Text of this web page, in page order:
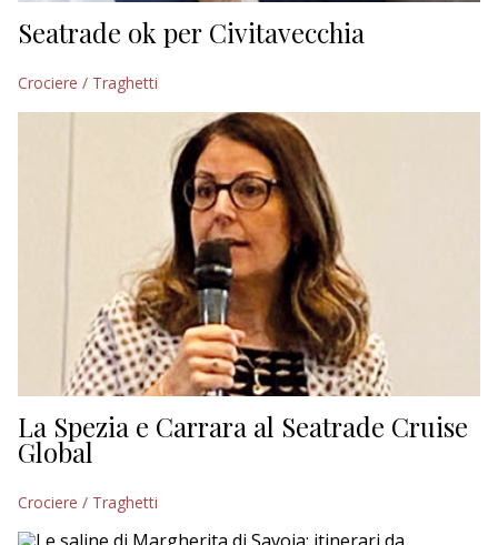
Seatrade ok per Civitavecchia
Crociere / Traghetti
La Spezia e Carrara al Seatrade Cruise
Global
Crociere / Traghetti